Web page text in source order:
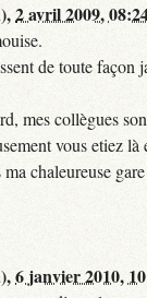
2 avril 2009,
de toute façon
mes collègues
vous etiez là
chaleureuse
6 janvier 2010,